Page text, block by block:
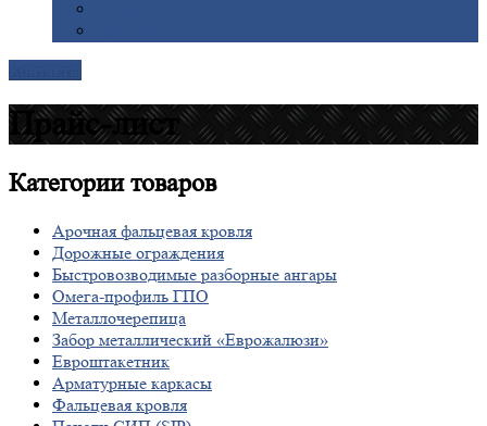
Прайс-лист
Категориитоваров
Арочная фальцевая кровля
Дорожные ограждения
Быстровозводимые разборные ангары
Омега-профиль ГПО
Металлочерепица
Забор металлический «Еврожалюзи»
Евроштакетник
Арматурные каркасы
Фальцевая кровля